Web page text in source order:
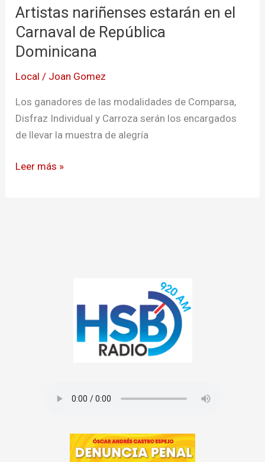
Artistas nariñenses estarán en el
Carnaval de República
Dominicana
Local / Joan Gomez
Los ganadores de las modalidades de Comparsa,
Disfraz Individual y Carroza serán los encargados
de llevar la muestra de alegría
estarán
en
el
Carnaval
de
Dominicana
Leer más »